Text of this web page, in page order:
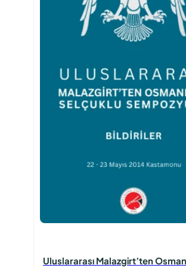
Uluslararası Malazgirt’ten